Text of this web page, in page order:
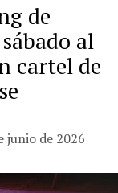
de
al
cartel de
junio de 2026